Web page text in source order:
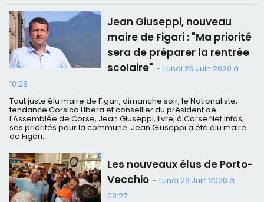
Jean Giuseppi, nouveau
maire de Figari : "Ma priorité
sera de préparer la rentrée
scolaire" - Lundi 29 Juin 2020 à
10:26
Tout juste élu maire de Figari, dimanche soir, le Nationaliste,
tendance Corsica Libera et conseiller du président de
l'Assemblée de Corse, Jean Giuseppi, livre, à Corse Net Infos,
ses priorités pour la commune. Jean Giuseppi a été élu maire
de Figari...
Les nouveaux élus de Porto-
Vecchio - Lundi 29 Juin 2020 à
08:27